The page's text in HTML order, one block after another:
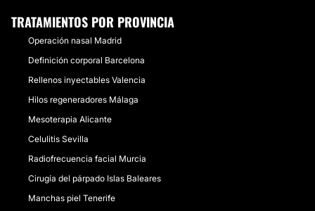
TRATAMIENTOS POR PROVINCIA
Operación nasal Madrid
Definición corporal Barcelona
Rellenos inyectables Valencia
Hilos regeneradores Málaga
Mesoterapia Alicante
Celulitis Sevilla
Radiofrecuencia facial Murcia
Cirugía del párpado Islas Baleares
Manchas piel Tenerife